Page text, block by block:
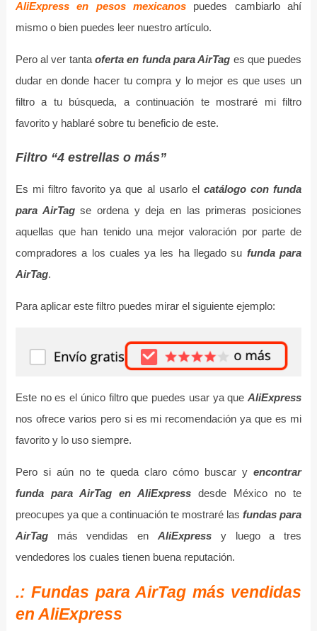
AliExpress en pesos mexicanos puedes cambiarlo ahí
mismo o bien puedes leer nuestro artículo.
Pero al ver tantaoferta en funda para AirTag es que puedes
dudar en donde hacer tu compra y lo mejor es que uses un
filtro a tu búsqueda, a continuación te mostraré mi filtro
favorito y hablaré sobre tu beneficio de este.
Filtro “4 estrellas o más”
Es mi filtro favorito ya que al usarlo el catálogo con funda
para AirTagse ordena y deja en las primeras posiciones
aquellas que han tenido una mejor valoración por parte de
compradores a los cuales ya les ha llegado su funda para
AirTag.
Para aplicar este filtro puedes mirar el siguiente ejemplo:
Este no es el único filtro que puedes usar ya queAliExpress
nos ofrece varios pero si es mi recomendación ya que es mi
favorito y lo uso siempre.
Pero si aún no te queda claro cómo buscar yencontrar
funda para AirTag en AliExpressdesde México no te
preocupes ya que a continuación te mostraré las fundas para
AirTag más vendidas enAliExpress y luego a tres
vendedores los cuales tienen buena reputación.
.: Fundas para AirTag más vendidas
en AliExpress